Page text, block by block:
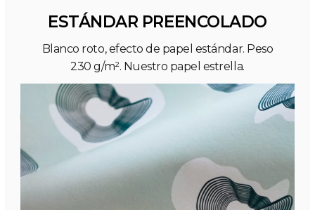
ESTÁNDAR PREENCOLADO
Blanco roto, efecto de papel estándar. Peso
230 g/m². Nuestro papel estrella.